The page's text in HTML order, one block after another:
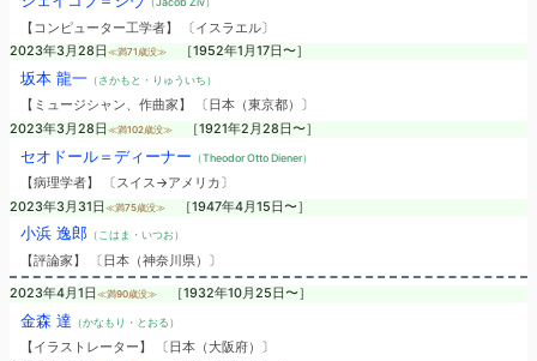
【コンピューター工学者】 〔イスラエル〕
2023年3月28日 ≪満71歳没≫ ［1952年1月17日〜］
坂本 龍一（さかもと・りゅういち）
【ミュージシャン、作曲家】 〔日本（東京都）〕
2023年3月28日 ≪満102歳没≫ ［1921年2月28日〜］
セオドール＝ディーナー （Theodor Otto Diener）
【病理学者】 〔スイス→アメリカ〕
2023年3月31日 ≪満75歳没≫ ［1947年4月15日〜］
小浜 逸郎（こはま・いつお）
【評論家】 〔日本（神奈川県）〕
2023年4月1日 ≪満90歳没≫ ［1932年10月25日〜］
金森 達 （かなもり・とおる）
【イラストレーター】 〔日本（大阪府）〕